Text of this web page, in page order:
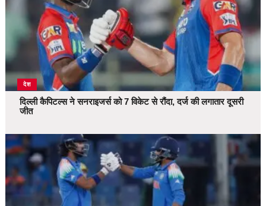
देश
दिल्ली कैपिटल्स ने सनराइजर्स को 7 विकेट से रौंदा, दर्ज की लगातार दूसरी
जीत